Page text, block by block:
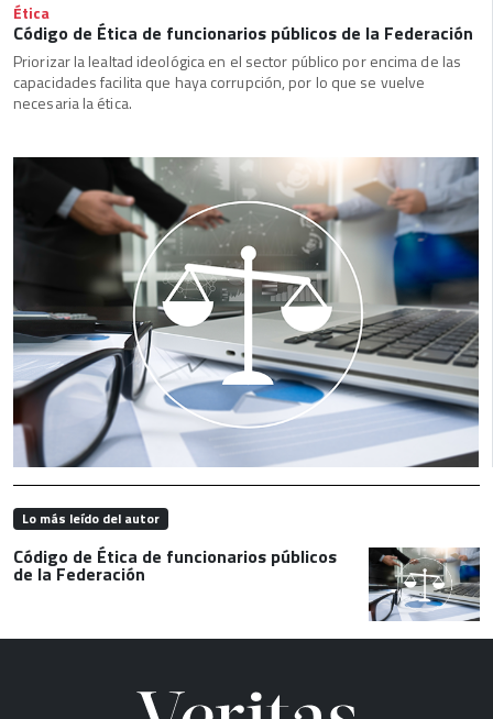
Ética
Código de Ética de funcionarios públicos de la Federación
Priorizar la lealtad ideológica en el sector público por encima de las
capacidades facilita que haya corrupción, por lo que se vuelve
necesaria la ética.
Lo más leído del autor
Código de Ética de funcionarios públicos
de la Federación